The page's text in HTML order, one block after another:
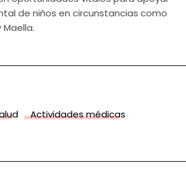
de niños en circunstancias como
Maella.
Actividades médicas